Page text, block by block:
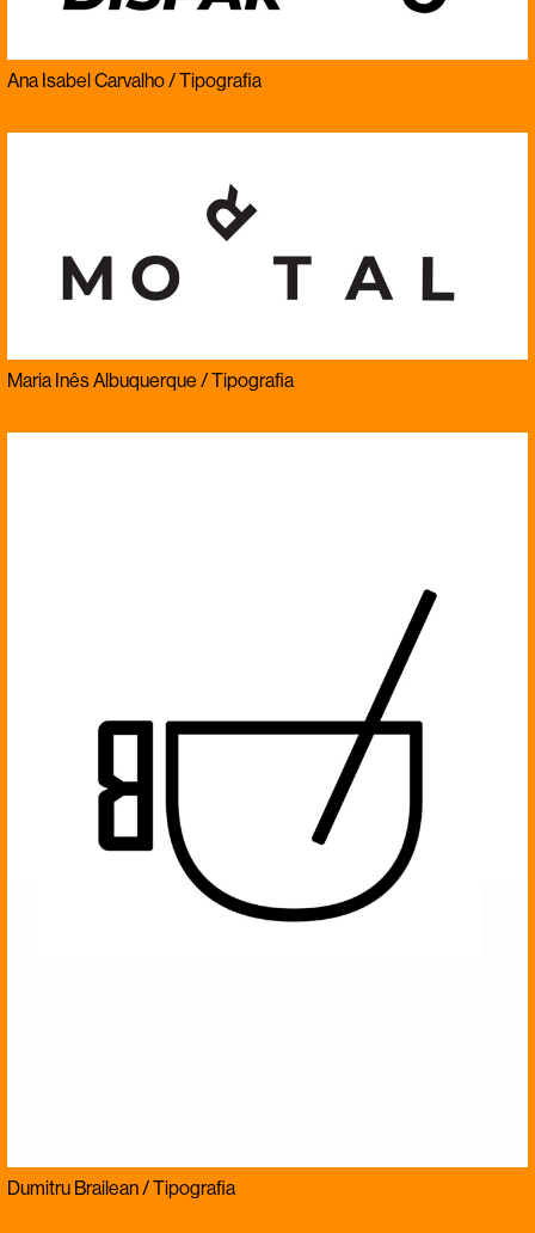
Ana Isabel Carvalho / Tipografia
Maria Inês Albuquerque / Tipografia
Dumitru Brailean / Tipografia